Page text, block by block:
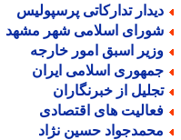
تدارکاتی پرسپولیس
اسلامی شهر مشهد
اسبق امور خارجه
اسلامی ایران
از خبرنگاران
های اقتصادی
حسین نژاد